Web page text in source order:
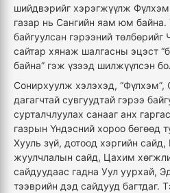
шийдвэрийг хэрэгжүүлж
газар нь Сангийн яам юм байна.
байгуулсан гэрээний
сайтар хянаж шалгасны эцэст
байна” гэж үзээд шилжүүлсэн
Сонирхуулж хэлэхэд, “Фүлхэм”,
дагагчтай сувгуудтай гэрээ
сурталчлуулах санааг анх
газрын Үндэсний хороо бөгөөд
Хууль зүй, дотоод хэргийн
жуулчлалын сайд, Цахим
сайдуудаас гадна Уул уурхай,
тээврийн дэд сайдууд багтдаг.